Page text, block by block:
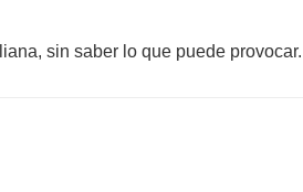
sin saber lo que puede provocar.